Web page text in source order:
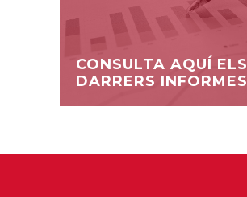
CONSULTA AQUÍ ELS
DARRERS INFORMES